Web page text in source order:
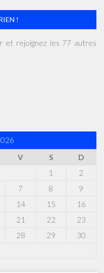
!
et rejoignez les 77 autres
V S
D
1
2
7 8
9
14 15
16
21 22
23
28 29
30